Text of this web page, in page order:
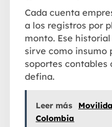
Cada cuenta
a los registros por
monto. Ese
sirve como insumo
soportes contables
defina.
Leer más
Colombia